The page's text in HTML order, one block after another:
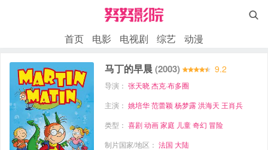

首页 电影 电视剧 综艺 动漫
马丁的早晨(2003) 9.2
导演：张天晓 杰克·布多圈
主演：姚培华 范蕾颖 杨梦露 洪海天 王肖兵
类型：喜剧 动画 家庭 儿童 奇幻 冒险
制片国家/地区：法国 大陆